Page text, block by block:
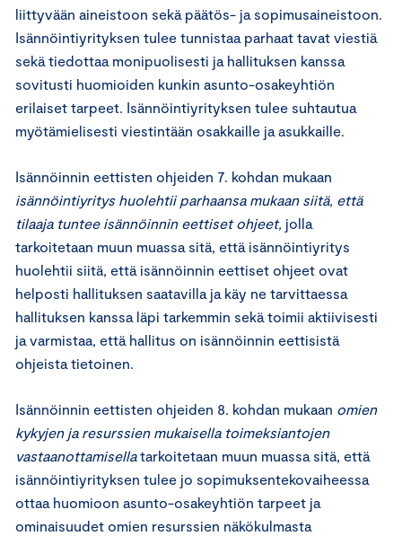
liittyvään aineistoon sekä päätös- ja sopimusaineistoon.
Isännöintiyrityksen tulee tunnistaa parhaat tavat viestiä
sekä tiedottaa monipuolisesti ja hallituksen kanssa
sovitusti huomioiden kunkin asunto-osakeyhtiön
erilaiset tarpeet. Isännöintiyrityksen tulee suhtautua
myötämielisesti viestintään osakkaille ja asukkaille.
Isännöinnin eettisten ohjeiden 7. kohdan mukaan
isännöintiyritys huolehtii parhaansa mukaan siitä, että
tilaaja tuntee isännöinnin eettiset ohjeet, jolla
tarkoitetaan muun muassa sitä, että isännöintiyritys
huolehtii siitä, että isännöinnin eettiset ohjeet ovat
helposti hallituksen saatavilla ja käy ne tarvittaessa
hallituksen kanssa läpi tarkemmin sekä toimii aktiivisesti
ja varmistaa, että hallitus on isännöinnin eettisistä
ohjeista tietoinen.
Isännöinnin eettisten ohjeiden 8. kohdan mukaan omien
kykyjen ja resurssien mukaisella toimeksiantojen
vastaanottamisellatarkoitetaan muun muassa sitä, että
isännöintiyrityksen tulee jo sopimuksentekovaiheessa
ottaa huomioon asunto-osakeyhtiön tarpeet ja
ominaisuudet omien resurssien näkökulmasta